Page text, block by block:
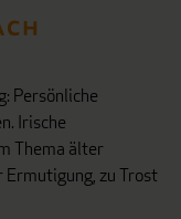
Persönliche
Irische
Thema älter
zu Trost